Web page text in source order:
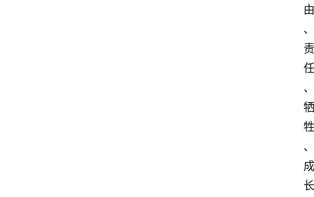
由
、
责
任
、
牺
牲
、
成
长